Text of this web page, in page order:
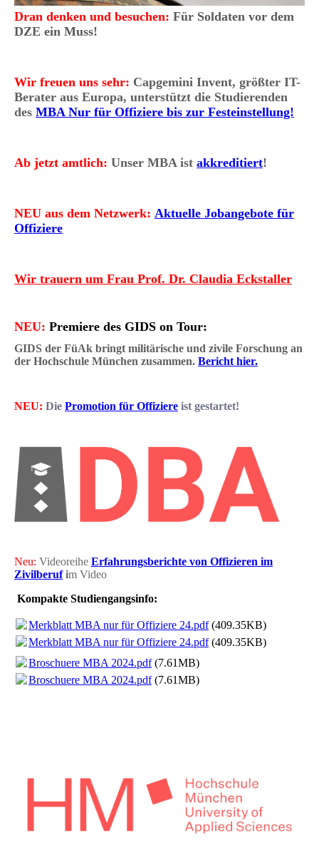
Dran denken und besuchen: Für Soldaten vor dem
DZE ein Muss!
Wir freuen uns sehr: Capgemini Invent, größter IT-
Berater aus Europa, unterstützt die Studierenden
des MBA Nur für Offiziere bis zur Festeinstellung!
Ab jetzt amtlich: Unser MBA ist akkreditiert!
NEU aus dem Netzwerk: Aktuelle Jobangebote für
Offiziere
Wir trauern um Frau Prof. Dr. Claudia Eckstaller
NEU: Premiere des GIDS on Tour:
GIDS der FüAk bringt militärische und zivile Forschung an
der Hochschule München zusammen. Bericht hier.
NEU: Die Promotion für Offiziere ist gestartet!
Neu: Videoreihe Erfahrungsberichte von Offizieren im
Zivilberufim Video
Kompakte Studiengangsinfo:
Merkblatt MBA nur für Offiziere 24.pdf(409.35KB)
Merkblatt MBA nur für Offiziere 24.pdf(409.35KB)
Broschuere MBA 2024.pdf(7.61MB)
Broschuere MBA 2024.pdf(7.61MB)